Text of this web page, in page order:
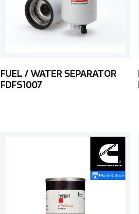
FUEL / WATER SEPARATOR
FDFS1007